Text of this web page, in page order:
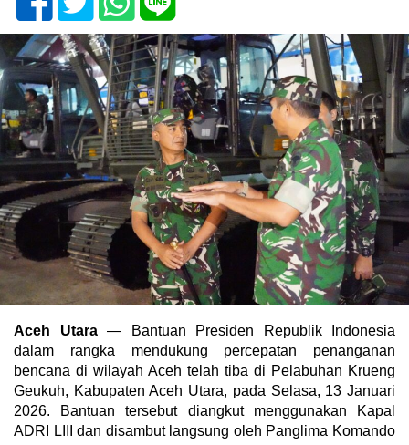
Aceh Utara— Bantuan Presiden Republik Indonesia
dalam rangka mendukung percepatan penanganan
bencana di wilayah Aceh telah tiba di Pelabuhan Krueng
Geukuh, Kabupaten Aceh Utara, pada Selasa, 13 Januari
2026. Bantuan tersebut diangkut menggunakan Kapal
ADRI LIII dan disambut langsung oleh Panglima Komando